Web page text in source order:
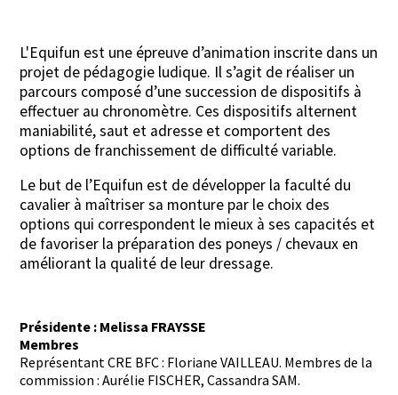
L'Equifun est une épreuve d’animation inscrite dans un
projet de pédagogie ludique. Il s’agit de réaliser un
parcours composé d’une succession de dispositifs à
effectuer au chronomètre. Ces dispositifs alternent
maniabilité, saut et adresse et comportent des
options de franchissement de difficulté variable.
Le but de l’Equifun est de développer la faculté du
cavalier à maîtriser sa monture par le choix des
options qui correspondent le mieux à ses capacités et
de favoriser la préparation des poneys / chevaux en
améliorant la qualité de leur dressage.
Présidente : Melissa FRAYSSE
Membres
Représentant CRE BFC : Floriane VAILLEAU. Membres de la
commission : Aurélie FISCHER, Cassandra SAM.